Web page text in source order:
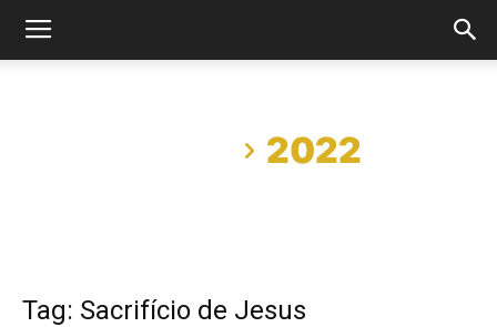
2022
Tag: Sacrifício de Jesus